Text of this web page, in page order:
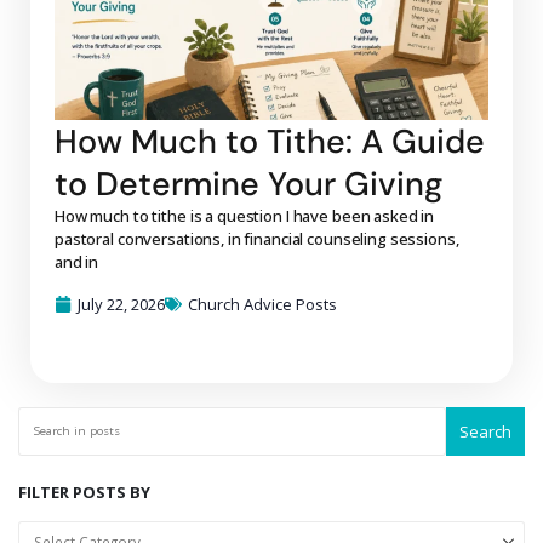
How Much to Tithe: A Guide
to Determine Your Giving
How much to tithe is a question I have been asked in
pastoral conversations, in financial counseling sessions,
and in
July 22, 2026
Church Advice Posts
Search
FILTER POSTS BY